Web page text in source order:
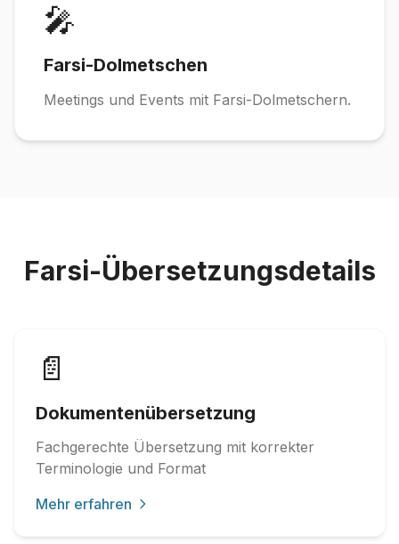
🎤
Farsi-Dolmetschen
Meetings und Events mit Farsi-Dolmetschern.
Farsi-Übersetzungsdetails
📄
Dokumentenübersetzung
Fachgerechte Übersetzung mit korrekter
Terminologie und Format
Mehr erfahren